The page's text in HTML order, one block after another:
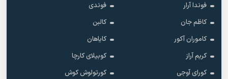
فوندا آرار
فوندی
کاظم جان
کالبن
کاموران آکور
کایاهان
کریم آراز
کوبیلای کارچا
کورای آوجی
کورتولوش کوش